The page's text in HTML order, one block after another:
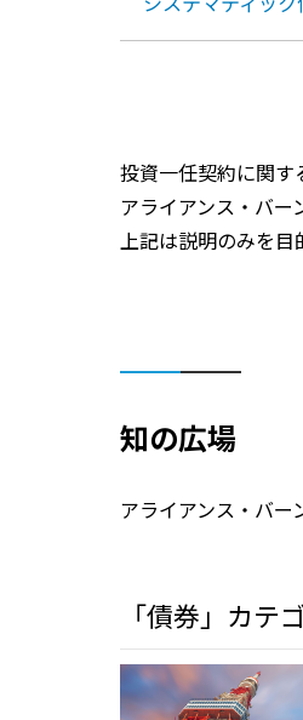
投資一任契約に関す
アライアンス・バ
上記は説明のみを目
知の広場
アライアンス・バー
「債券」カテ